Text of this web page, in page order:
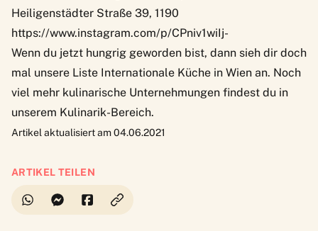
Heiligenstädter Straße 39, 1190
https://www.instagram.com/p/CPniv1wiIj-
Wenn du jetzt hungrig geworden bist, dann sieh dir doch
mal unsere Liste Internationale Küche in Wien an. Noch
viel mehr kulinarische Unternehmungen findest du in
unserem Kulinarik-Bereich.
Artikel aktualisiert am 04.06.2021
ARTIKEL TEILEN